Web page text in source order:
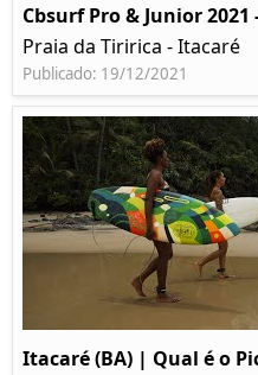
Cbsurf Pro & Junior 2021
Praia da Tiririca - Itacaré
Publicado: 19/12/2021
Itacaré (BA) | Qual é o